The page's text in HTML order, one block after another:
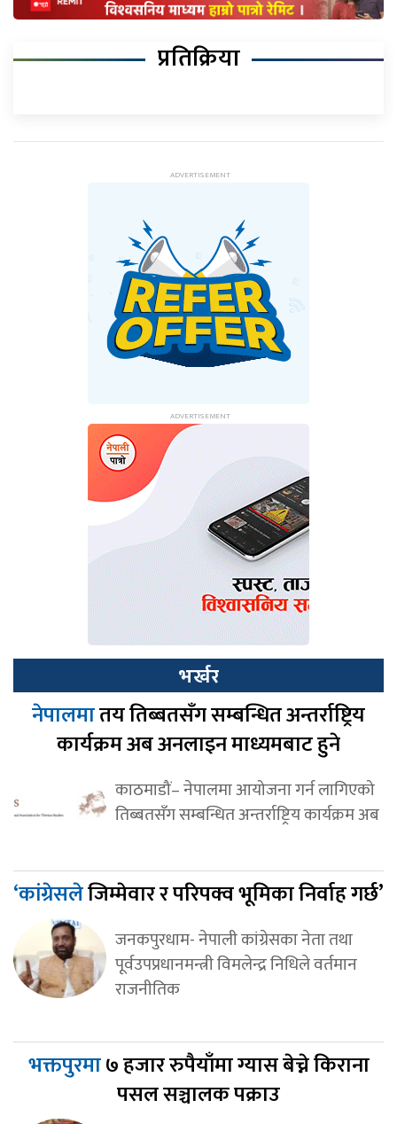
प्रतिक्रिया
भर्खर
नेपालमातय तिब्बतसँग सम्बन्धित अन्तर्राष्ट्रिय
कार्यक्रम अब अनलाइन माध्यमबाट हुने
काठमाडौं– नेपालमा आयोजना गर्न लागिएको
तिब्बतसँग सम्बन्धित अन्तर्राष्ट्रिय कार्यक्रम अब
‘कांग्रेसलेजिम्मेवार र परिपक्व भूमिका निर्वाह गर्छ’
जनकपुरधाम- नेपाली कांग्रेसका नेता तथा
पूर्वउपप्रधानमन्त्री विमलेन्द्र निधिले वर्तमान
राजनीतिक
भक्तपुरमा७ हजार रुपैयाँमा ग्यास बेच्ने किराना
पसल सञ्चालक पक्राउ